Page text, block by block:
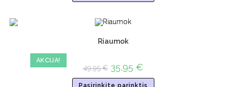
AKCIJA!
Riaumok
49,95€ 35,95 €